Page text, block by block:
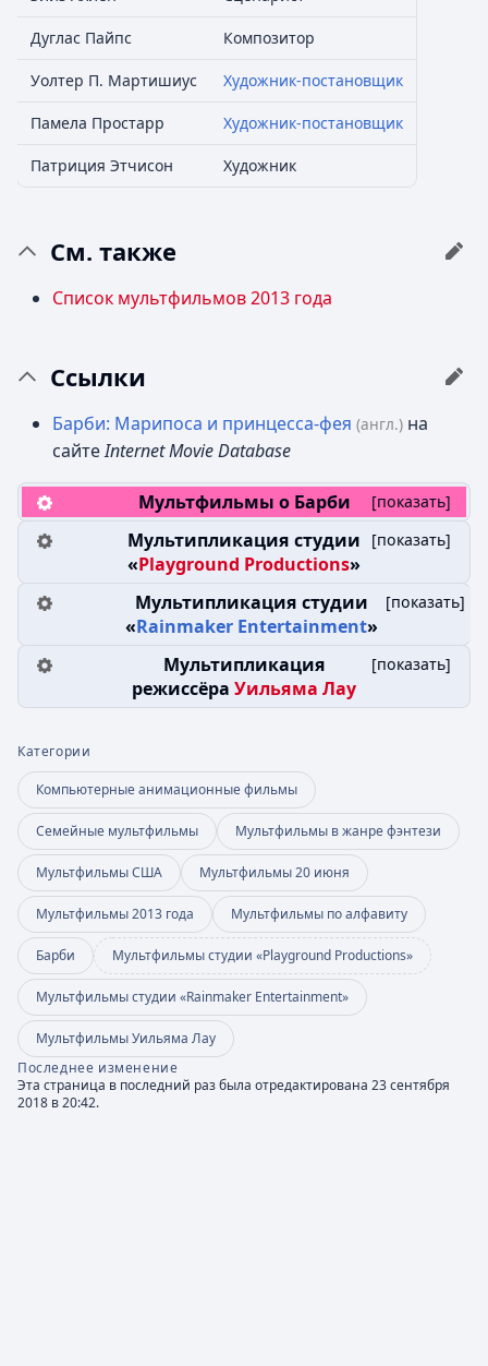
Дуглас Пайпс Композитор
Уолтер П. Мартишиус Художник-постановщик
Памела Простарр Художник-постановщик
Патриция Этчисон Художник
См. также
Список мультфильмов 2013 года
Ссылки
Барби: Марипоса и принцесса-фея (англ.) на
сайтеInternet Movie Database
[показать]
Мультфильмы о Барби
[показать]
Мультипликация студии
«Playground Productions»
[показать]
Мультипликация студии
«Rainmaker Entertainment»
[показать]
Мультипликация
режиссёра Уильяма Лау
Категории
Компьютерные анимационные фильмы
Семейные мультфильмы Мультфильмы в жанре фэнтези
Мультфильмы США Мультфильмы 20 июня
Мультфильмы 2013 года Мультфильмы по алфавиту
Барби Мультфильмы студии «Playground Productions»
Мультфильмы студии «Rainmaker Entertainment»
Мультфильмы Уильяма Лау
Последнее изменение
Эта страница в последний раз была отредактирована 23 сентября
2018 в 20:42.